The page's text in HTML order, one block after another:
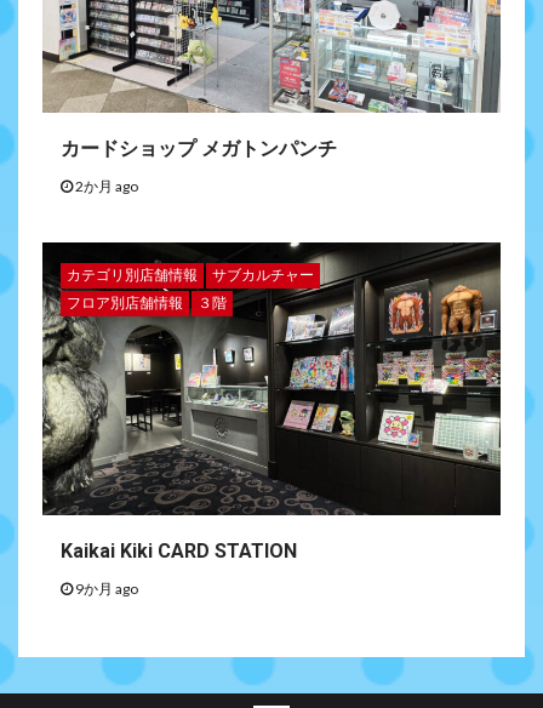
カードショップ メガトンパンチ
2か月 ago
カテゴリ別店舗情報
サブカルチャー
フロア別店舗情報
３階
Kaikai Kiki CARD STATION
9か月 ago